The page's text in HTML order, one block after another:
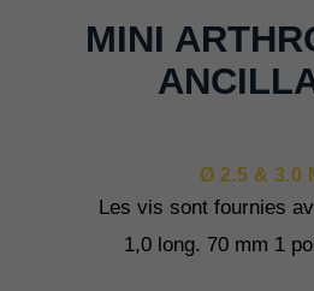
MINI
Ø 2.5 & 3.0
Les vis sont fournies
1,0 long. 70 mm 1